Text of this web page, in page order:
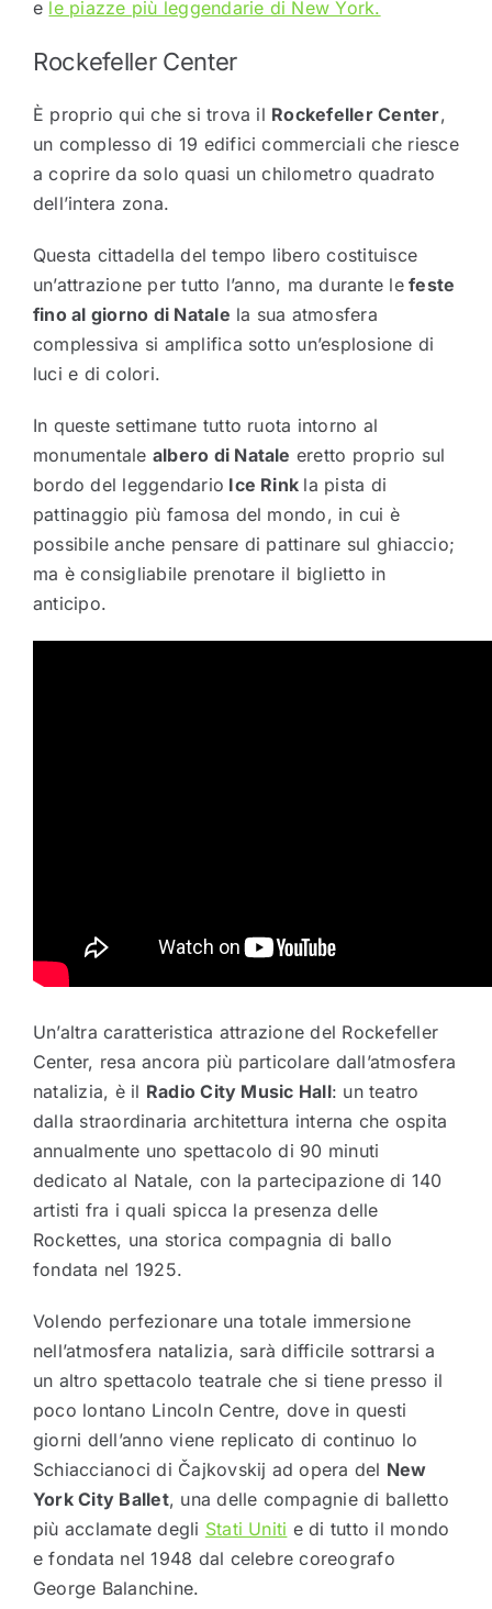
e le piazze più leggendarie di New York.
Rockefeller Center
È proprio qui che si trova il Rockefeller Center,
un complesso di 19 edifici commerciali che riesce
a coprire da solo quasi un chilometro quadrato
dell’intera zona.
Questa cittadella del tempo libero costituisce
un’attrazione per tutto l’anno, ma durante lefeste
fino al giorno di Natale la sua atmosfera
complessiva si amplifica sotto un’esplosione di
luci e di colori.
In queste settimane tutto ruota intorno al
monumentale albero di Natale eretto proprio sul
bordo del leggendario Ice Rink la pista di
pattinaggio più famosa del mondo, in cui è
possibile anche pensare di pattinare sul ghiaccio;
ma è consigliabile prenotare il biglietto in
anticipo.
Un’altra caratteristica attrazione del Rockefeller
Center, resa ancora più particolare dall’atmosfera
natalizia, è il Radio City Music Hall: un teatro
dalla straordinaria architettura interna che ospita
annualmente uno spettacolo di 90 minuti
dedicato al Natale, con la partecipazione di 140
artisti fra i quali spicca la presenza delle
Rockettes, una storica compagnia di ballo
fondata nel 1925.
Volendo perfezionare una totale immersione
nell’atmosfera natalizia, sarà difficile sottrarsi a
un altro spettacolo teatrale che si tiene presso il
poco lontano Lincoln Centre, dove in questi
giorni dell’anno viene replicato di continuo lo
Schiaccianoci di Čajkovskij ad opera del New
York City Ballet, una delle compagnie di balletto
più acclamate degli Stati Uniti e di tutto il mondo
e fondata nel 1948 dal celebre coreografo
George Balanchine.